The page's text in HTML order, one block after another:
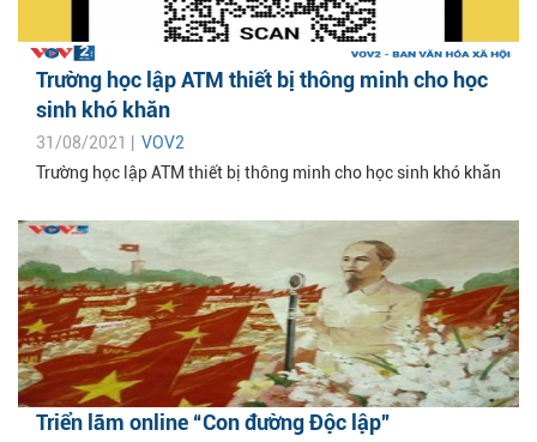
Trường học lập ATM thiết bị thông minh cho học
sinh khó khăn
31/08/2021 | VOV2
Trường học lập ATM thiết bị thông minh cho học sinh khó khăn
Triển lãm online “Con đường Độc lập”